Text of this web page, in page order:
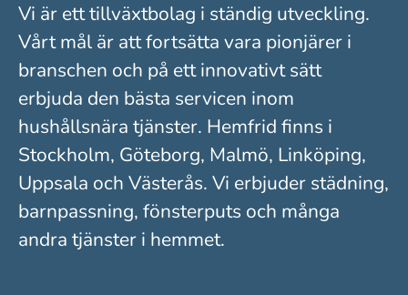
Vi är ett tillväxtbolag i ständig utveckling.
Vårt mål är att fortsätta vara pionjärer i
branschen och på ett innovativt sätt
erbjuda den bästa servicen inom
hushållsnära tjänster. Hemfrid finns i
Stockholm, Göteborg, Malmö, Linköping,
Uppsala och Västerås. Vi erbjuder städning,
barnpassning, fönsterputs och många
andra tjänster i hemmet.